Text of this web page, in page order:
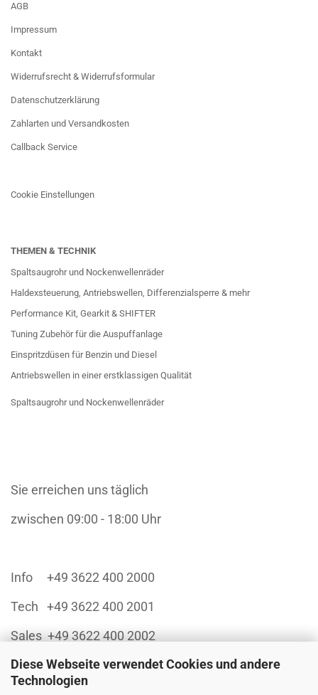
Diese Webseite verwendet Cookies und andere
Technologien
AGB
Impressum
Kontakt
Widerrufsrecht & Widerrufsformular
Datenschutzerklärung
Zahlarten und Versandkosten
Callback Service
Cookie Einstellungen
THEMEN & TECHNIK
Spaltsaugrohr und Nockenwellenräder
Haldexsteuerung, Antriebswellen, Differenzialsperre & mehr
Performance Kit, Gearkit & SHIFTER
Tuning Zubehör für die Auspuffanlage
Einspritzdüsen für Benzin und Diesel
Antriebswellen in einer erstklassigen Qualität
Spaltsaugrohr und Nockenwellenräder
Sie erreichen uns täglich
zwischen 09:00 - 18:00 Uhr
Info +49 3622 400 2000
Tech +49 3622 400 2001
Sales +49 3622 400 2002